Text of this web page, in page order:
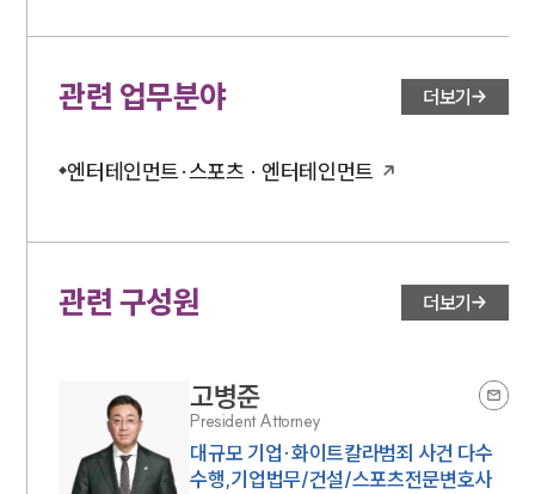
관련 업무분야 더보기
엔터테인먼트·스포츠 · 엔터테인먼트
관련 구성원 더보기
고병준
President Attorney
대규모 기업·화이트칼라범죄 사건 다수
수행,기업법무/건설/스포츠전문변호사